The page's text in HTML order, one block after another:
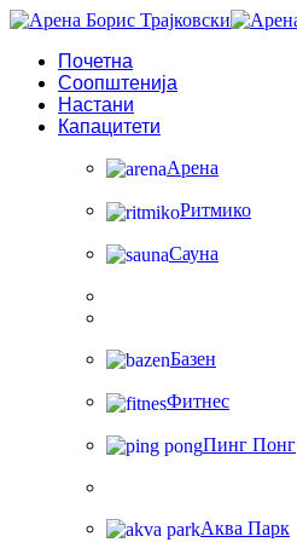
Почетна
Соопштенија
Настани
Капацитети
Арена
Ритмико
Сауна
Базен
Фитнес
Пинг Понг
Аква Парк